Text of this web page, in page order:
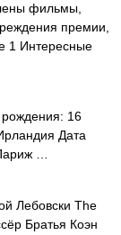
фильмы,
премии,
1 Интересные
16
Дата
…
Лебовски The
Братья Коэн